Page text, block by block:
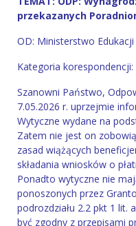
przekazanych
OD: Ministerstwo
Kategoria
Szanowni Państwo,
7.05.2026 r. uprzejmie
Wytyczne wydane na
Zatem nie jest on
zasad wiążących
składania wniosków o
Ponadto wytyczne nie
ponoszonych przez
podrozdziału 2.2 pkt 1 lit.
być zgodny z przepisami